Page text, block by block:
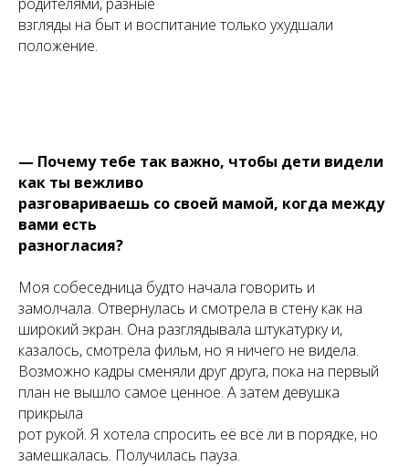
взгляды на быт и воспитание только ухудшали
положение.
— Почему тебе так важно, чтобы дети видели
как ты вежливо
разговариваешь со своей мамой, когда между
вами есть
разногласия?
Моя собеседница будто начала говорить и
замолчала. Отвернулась и смотрела в стену как на
широкий экран. Она разглядывала штукатурку и,
казалось, смотрела фильм, но я ничего не видела.
Возможно кадры сменяли друг друга, пока на первый
план не вышло самое ценное. А затем девушка
прикрыла
рот рукой. Я хотела спросить её всё ли в порядке, но
замешкалась. Получилась пауза.